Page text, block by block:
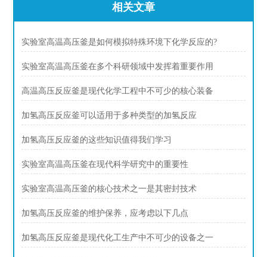
相关文章
实验室高温高压釜是如何模拟特殊环境下化学反应的?
实验室高温高压釜在多个科研领域中发挥着重要作用
高温高压反应釜是现代化学工程中不可少的核心装备
加氢高压反应釜可以适用于多种类型的加氢反应
加氢高压反应釜的这些知识值得我们学习
实验室高温高压釜在现代科学研究中的重要性
实验室高温高压釜的核心技术之一是其密封技术
加氢高压反应釜的维护保养，应考虑以下几点
加氢高压反应釜是现代化工生产中不可少的设备之一